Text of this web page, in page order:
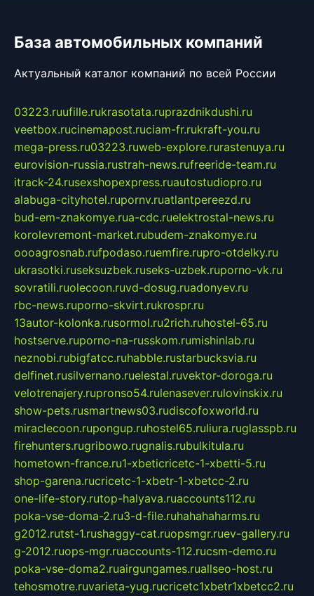
База автомобильных компаний
Актуальный каталог компаний по всей России
03223.ruufille.rukrasotata.ruprazdnikdushi.ru
veetbox.rucinemapost.ruciam-fr.rukraft-you.ru
mega-press.ru03223.ruweb-explore.rurastenuya.ru
eurovision-russia.rustrah-news.rufreeride-team.ru
itrack-24.rusexshopexpress.ruautostudiopro.ru
alabuga-cityhotel.rupornv.ruatlantpereezd.ru
bud-em-znakomye.rua-cdc.ruelektrostal-news.ru
korolevremont-market.rubudem-znakomye.ru
oooagrosnab.rufpodaso.ruemfire.rupro-otdelky.ru
ukrasotki.ruseksuzbek.ruseks-uzbek.ruporno-vk.ru
sovratili.ruolecoon.ruvd-dosug.ruadonyev.ru
rbc-news.ruporno-skvirt.rukrospr.ru
13autor-kolonka.rusormol.ru2rich.ruhostel-65.ru
hostserve.ruporno-na-russkom.rumishinlab.ru
neznobi.rubigfatcc.ruhabble.rustarbucksvia.ru
delfinet.rusilvernano.ruelestal.ruvektor-doroga.ru
velotrenajery.rupronso54.rulenasever.rulovinskix.ru
show-pets.rusmartnews03.rudiscofoxworld.ru
miraclecoon.rupongup.ruhostel65.ruliura.ruglasspb.ru
firehunters.rugribowo.rugnalis.rubulkitula.ru
hometown-france.ru1-xbeticricetc-1-xbetti-5.ru
shop-garena.rucricetc-1-xbetr-1-xbetcc-2.ru
one-life-story.rutop-halyava.ruaccounts112.ru
poka-vse-doma-2.ru3-d-file.ruhahahaharms.ru
g2012.rutst-1.rushaggy-cat.ruopsmgr.ruev-gallery.ru
g-2012.ruops-mgr.ruaccounts-112.rucsm-demo.ru
poka-vse-doma2.ruairgungames.ruallseo-host.ru
tehosmotre.ruvarieta-yug.rucricetc1xbetr1xbetcc2.ru